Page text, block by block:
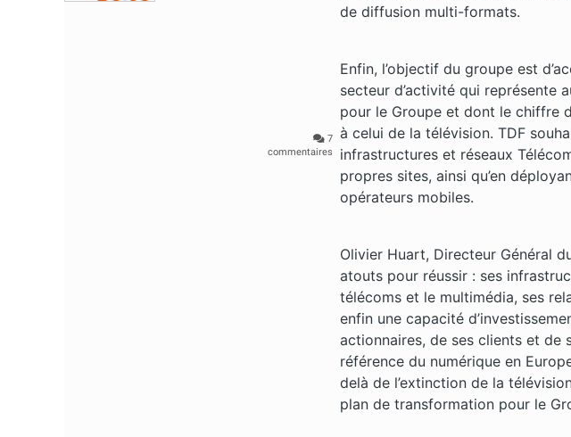
7
commentaires
de diffusion multi-formats.
Enfin, l’objectif du groupe est
secteur d’activité qui représente
pour le Groupe et dont le chiffre
à celui de la télévision. TDF
infrastructures et réseaux
propres sites, ainsi qu’en
opérateurs mobiles.
Olivier Huart, Directeur Général
atouts pour réussir : ses
télécoms et le multimédia, ses
enfin une capacité
actionnaires, de ses clients et de
référence du numérique en
delà de l’extinction de la
plan de transformation pour le